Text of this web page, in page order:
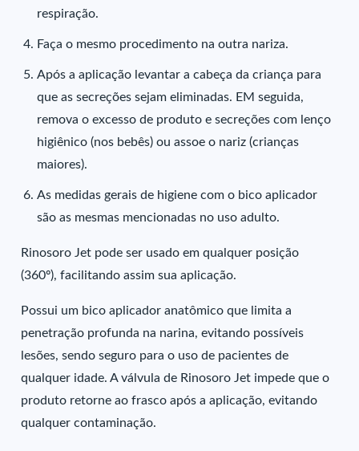
respiração.
Faça o mesmo procedimento na outra nariza.
Após a aplicação levantar a cabeça da criança para
que as secreções sejam eliminadas. EM seguida,
remova o excesso de produto e secreções com lenço
higiênico (nos bebês) ou assoe o nariz (crianças
maiores).
As medidas gerais de higiene com o bico aplicador
são as mesmas mencionadas no uso adulto.
Rinosoro Jet pode ser usado em qualquer posição
(360º), facilitando assim sua aplicação.
Possui um bico aplicador anatômico que limita a
penetração profunda na narina, evitando possíveis
lesões, sendo seguro para o uso de pacientes de
qualquer idade. A válvula de Rinosoro Jet impede que o
produto retorne ao frasco após a aplicação, evitando
qualquer contaminação.